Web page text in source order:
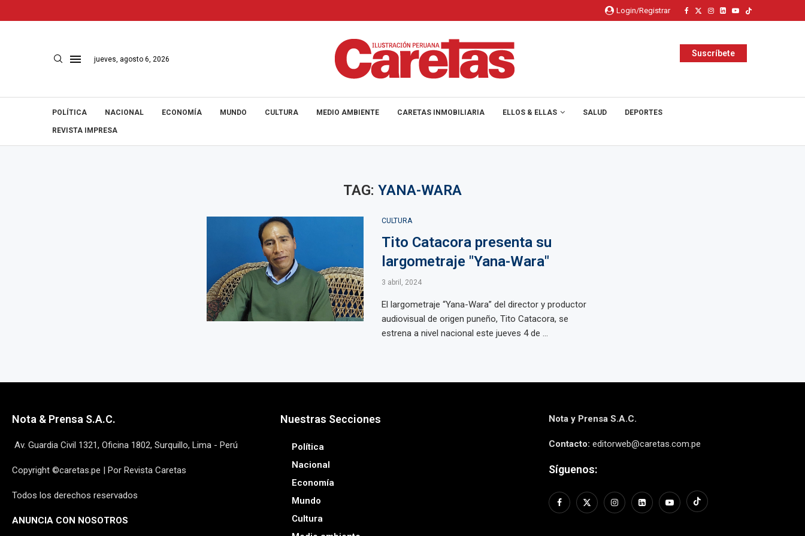
Login/Registrar
jueves, agosto 6, 2026
Suscríbete
POLÍTICA NACIONAL ECONOMÍA MUNDO CULTURA MEDIO AMBIENTE CARETAS INMOBILIARIA ELLOS & ELLAS SALUD DEPORTES
REVISTA IMPRESA
TAG: YANA-WARA
CULTURA
Tito Catacora presenta su
largometraje "Yana-Wara"
3 abril, 2024
El largometraje “Yana-Wara” del director y productor
audiovisual de origen puneño, Tito Catacora, se
estrena a nivel nacional este jueves 4 de ...
Nota & Prensa S.A.C.
Av. Guardia Civil 1321, Oficina 1802, Surquillo, Lima - Perú
Copyright ©caretas.pe | Por Revista Caretas
Todos los derechos reservados
ANUNCIA CON NOSOTROS
Nuestras Secciones
Política
Nacional
Economía
Mundo
Cultura
Nota y Prensa S.A.C.
Contacto: editorweb@caretas.com.pe
Síguenos: